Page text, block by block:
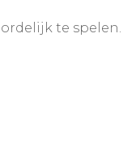
te spelen.